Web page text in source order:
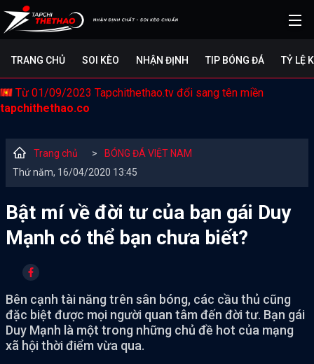
TRANG CHỦ SOI KÈO NHẬN ĐỊNH TIP BÓNG ĐÁ TỶ LỆ
Từ 01/09/2023 Tapchithethao.tv đổi sang tên miền
tapchithethao.co
Trang chủ >
BÓNG ĐÁ VIỆT NAM
Thứ năm, 16/04/2020 13:45
Bật mí về đời tư của bạn gái Duy
Mạnh có thể bạn chưa biết?
Bên cạnh tài năng trên sân bóng, các cầu thủ cũng
đặc biệt được mọi người quan tâm đến đời tư. Bạn gái
Duy Mạnh là một trong những chủ đề hot của mạng
xã hội thời điểm vừa qua.